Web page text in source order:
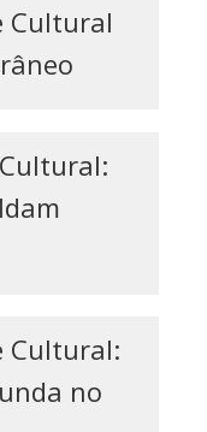
Cultural
Cultural:
no